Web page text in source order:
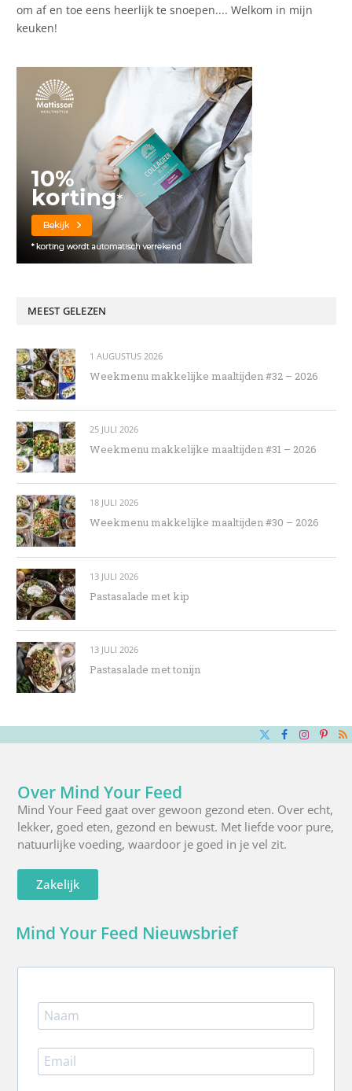
om af en toe eens heerlijk te snoepen.... Welkom in mijn
keuken!
MEEST GELEZEN
1 AUGUSTUS 2026
Weekmenu makkelijke maaltijden #32 – 2026
25 JULI 2026
Weekmenu makkelijke maaltijden #31 – 2026
18 JULI 2026
Weekmenu makkelijke maaltijden #30 – 2026
13 JULI 2026
Pastasalade met kip
13 JULI 2026
Pastasalade met tonijn
X
Facebook
Over Mind Your Feed
Mind Your Feed gaat over gewoon gezond eten. Over echt,
lekker, goed eten, gezond en bewust. Met liefde voor pure,
natuurlijke voeding, waardoor je goed in je vel zit.
Zakelijk
Mind Your Feed Nieuwsbrief